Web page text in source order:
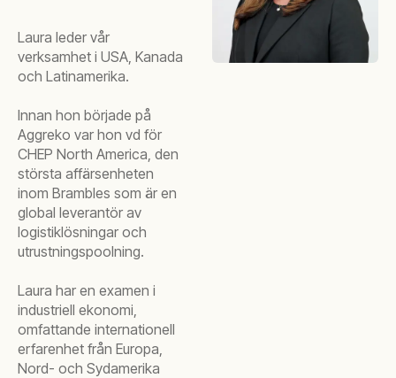
Laura leder vår
verksamhet i USA, Kanada
och Latinamerika.
Innan hon började på
Aggreko var hon vd för
CHEP North America, den
största affärsenheten
inom Brambles som är en
global leverantör av
logistiklösningar och
utrustningspoolning.
Laura har en examen i
industriell ekonomi,
omfattande internationell
erfarenhet från Europa,
Nord- och Sydamerika